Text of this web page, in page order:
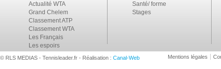
Actualité WTA
Grand Chelem
Classement ATP
Classement WTA
Les Français
Les espoirs
Santé/ forme
Stages
© RLS MEDIAS - Tennisleader.fr - Réalisation : Canal-Web Mentions légales